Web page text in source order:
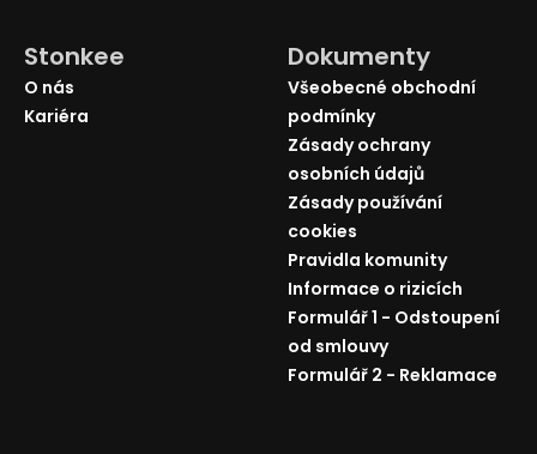
Stonkee
O nás
Kariéra
Dokumenty
Všeobecné obchodní
podmínky
Zásady ochrany
osobních údajů
Zásady používání
cookies
Pravidla komunity
Informace o rizicích
Formulář 1 - Odstoupení
od smlouvy
Formulář 2 - Reklamace